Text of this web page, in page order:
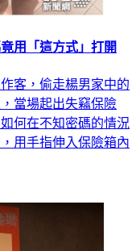
用「這方式」打開
客，偷走楊男家中的
當場起出失竊保險
何在不知密碼的情況
用手指伸入保險箱內